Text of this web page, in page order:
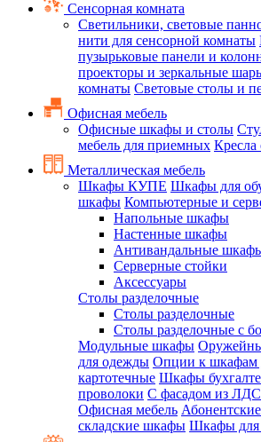
Сенсорная комната
Светильники, световые
нити для сенсорной комнаты
пузырьковые панели и
проекторы и зеркальные
комнаты Световые столы и
Офисная мебель
Офисные шкафы и столы
мебель для приемных
Металлическая мебель
Шкафы КУПЕ Шкафы для
шкафы Компьютерные и
Напольные шкафы
Настенные шкафы
Антивандальные
Серверные стойки
Аксессуары
Столы разделочные
Столы разделочные
Столы разделочные с
Модульные шкафы
для одежды Опции к шкафам
картотечные Шкафы
проволоки С фасадом из
Офисная мебель
складские шкафы Шкафы для